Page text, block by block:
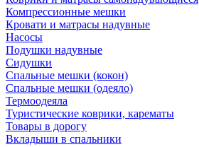
Компрессионные мешки
Кровати и матрасы надувные
Насосы
Подушки надувные
Сидушки
Спальные мешки (кокон)
Спальные мешки (одеяло)
Термоодеяла
Туристические коврики, карематы
Товары в дорогу
Вкладыши в спальники